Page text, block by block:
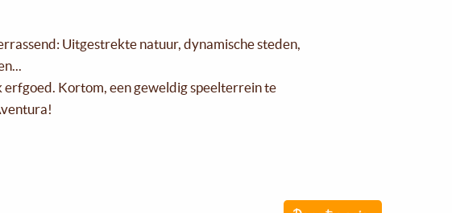
Uitgestrekte natuur, dynamische steden,
Kortom, een geweldig speelterrein te